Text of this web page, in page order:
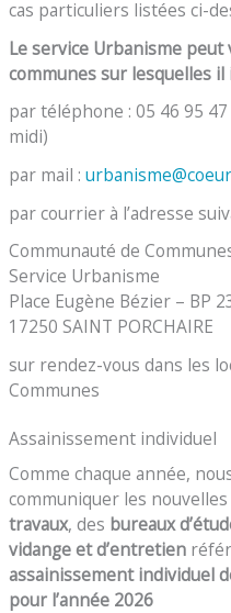
cas particuliers listées ci-
Le service Urbanisme
communes sur lesquelles
par téléphone : 05 46 95
midi)
par mail :
par courrier à l’adresse
Communauté de
Service Urbanisme
Place Eugène Bézier – BP
17250 SAINT PORCHAIRE
sur rendez-vous dans les
Communes
Assainissement individuel
Comme chaque année,
communiquer les
travaux, des bureaux
vidange et d’entretien
assainissement individuel
pour l’année 2026